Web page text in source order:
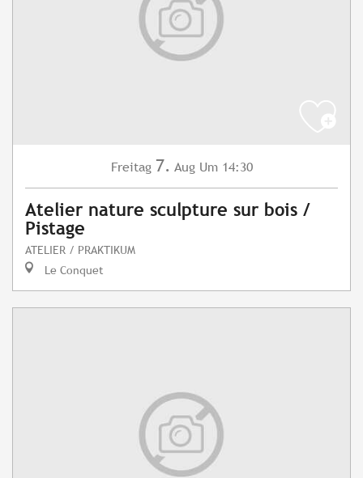
Freitag 7. Aug Um 14:30
Atelier nature sculpture sur bois /
Pistage
ATELIER / PRAKTIKUM
Le Conquet